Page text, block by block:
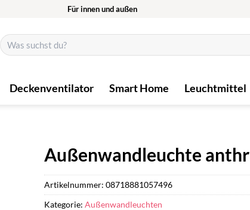
Für innen und außen
Suchen
nach:
Deckenventilator Smart Home Leuchtmittel
Außenwandleuchte
Artikelnummer: 08718881057496
Kategorie: Außenwandleuchten